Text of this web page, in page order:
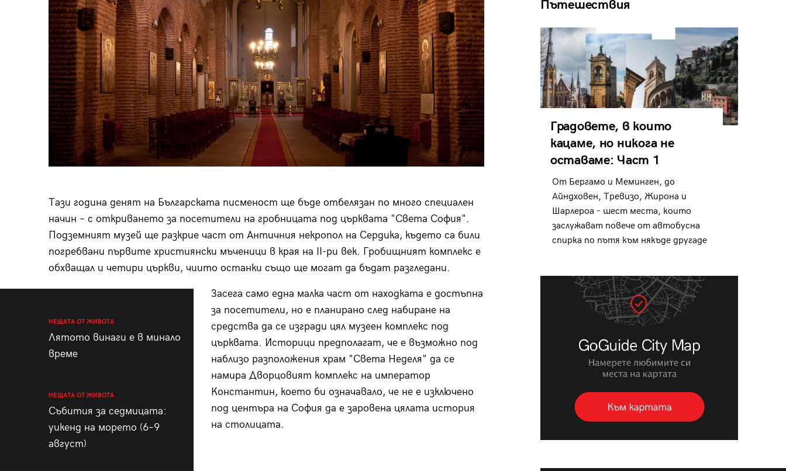
Тази година денят на Българската писменост ще бъде отбелязан по много специален
начин – с откриването за посетители на гробницата под църквата "Света София".
Подземният музей ще разкрие част от Античния некропол на Сердика, където са били
погребвани първите християнски мъченици в края на II-ри век. Гробищният комплекс е
обхващал и четири църкви, чиито останки също ще могат да бъдат разгледани.
НЕЩАТА ОТ ЖИВОТА
Лятото винаги е в минало
време
НЕЩАТА ОТ ЖИВОТА
Събития за седмицата:
уикенд на морето (6–9
август)
Засега само една малка част от находката е достъпна
за посетители, но е планирано след набиране на
средства да се изгради цял музеен комплекс под
църквата. Историци предполагат, че е възможно под
наблизо разположения храм "Света Неделя" да се
намира Дворцовият комплекс на император
Константин, което би означавало, че не е изключено
под центъра на София да е заровена цялата история
на столицата.
Пътешествия
Градовете, в които
кацаме, но никога не
оставаме: Част 1
От Бергамо и Меминген, до
Айндховен, Тревизо, Жирона и
Шарлероа - шест места, които
заслужават повече от автобусна
спирка по пътя към някъде другаде